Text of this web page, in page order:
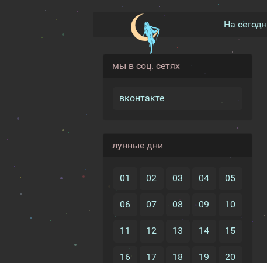
На
мы в соц. сетях
вконтакте
лунные дни
01 02 03 04 05
06 07 08 09 10
11 12 13 14 15
16 17 18 19 20